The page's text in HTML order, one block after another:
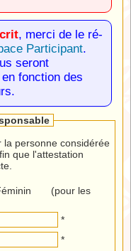
, merci de le ré-
Participant.
seront
fonction des
la personne considérée
que l'attestation
(pour les
*
*